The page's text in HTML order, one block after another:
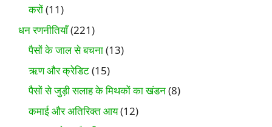
करों(11)
धन रणनीतियाँ(221)
पैसों के जाल से बचना(13)
ऋण और क्रेडिट(15)
पैसों से जुड़ी सलाह के मिथकों का खंडन(8)
कमाई और अतिरिक्त आय(12)